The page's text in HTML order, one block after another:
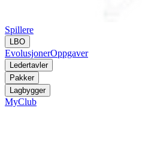
Spillere
LBO
EvolusjonerOppgaver
Ledertavler
Pakker
Lagbygger
MyClub